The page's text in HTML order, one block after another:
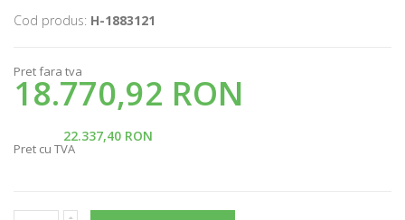
Cod produs: H-1883121
Pret fara tva
18.770,92 RON
22.337,40 RON
Pret cu TVA